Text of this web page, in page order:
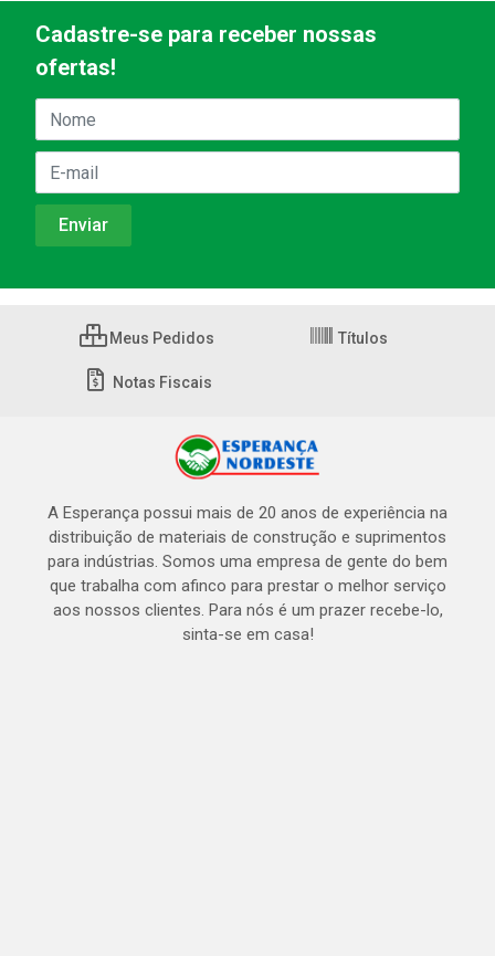
Cadastre-se para receber nossas
ofertas!
Meus Pedidos Títulos
Notas Fiscais
A Esperança possui mais de 20 anos de experiência na
distribuição de materiais de construção e suprimentos
para indústrias. Somos uma empresa de gente do bem
que trabalha com afinco para prestar o melhor serviço
aos nossos clientes. Para nós é um prazer recebe-lo,
sinta-se em casa!